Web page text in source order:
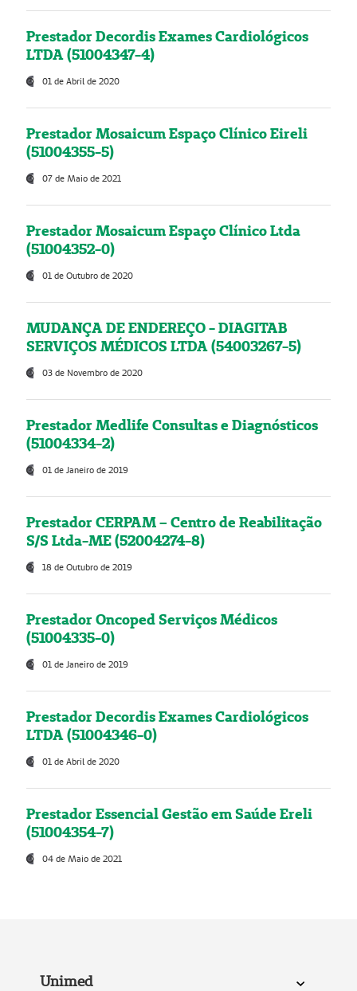
Prestador Decordis Exames Cardiológicos
LTDA (51004347-4)
01 de Abril de 2020
Prestador Mosaicum Espaço Clínico Eireli
(51004355-5)
07 de Maio de 2021
Prestador Mosaicum Espaço Clínico Ltda
(51004352-0)
01 de Outubro de 2020
MUDANÇA DE ENDEREÇO - DIAGITAB
SERVIÇOS MÉDICOS LTDA (54003267-5)
03 de Novembro de 2020
Prestador Medlife Consultas e Diagnósticos
(51004334-2)
01 de Janeiro de 2019
Prestador CERPAM – Centro de Reabilitação
S/S Ltda-ME (52004274-8)
18 de Outubro de 2019
Prestador Oncoped Serviços Médicos
(51004335-0)
01 de Janeiro de 2019
Prestador Decordis Exames Cardiológicos
LTDA (51004346-0)
01 de Abril de 2020
Prestador Essencial Gestão em Saúde Ereli
(51004354-7)
04 de Maio de 2021
Unimed